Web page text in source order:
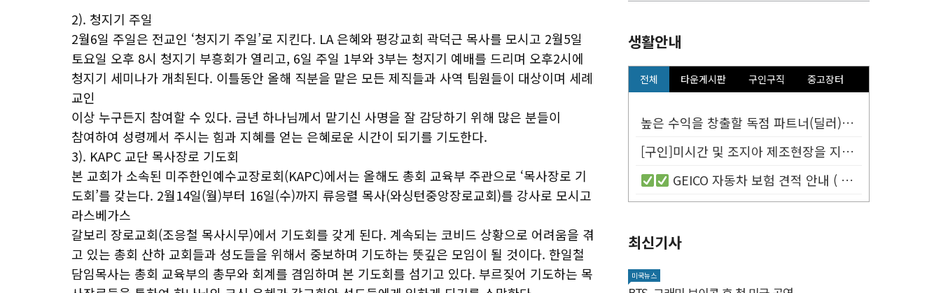
2). 청지기 주일
2월6일 주일은 전교인 ‘청지기 주일’로 지킨다. LA 은혜와 평강교회 곽덕근 목사를 모시고 2월5일
토요일 오후 8시 청지기 부흥회가 열리고, 6일 주일 1부와 3부는 청지기 예배를 드리며 오후2시에
청지기 세미나가 개최된다. 이틀동안 올해 직분을 맡은 모든 제직들과 사역 팀원들이 대상이며 세례
교인
이상 누구든지 참여할 수 있다. 금년 하나님께서 맡기신 사명을 잘 감당하기 위해 많은 분들이
참여하여 성령께서 주시는 힘과 지혜를 얻는 은혜로운 시간이 되기를 기도한다.
3). KAPC 교단 목사장로 기도회
본 교회가 소속된 미주한인예수교장로회(KAPC)에서는 올해도 총회 교육부 주관으로 ‘목사장로 기
도회’를 갖는다. 2월14일(월)부터 16일(수)까지 류응렬 목사(와싱턴중앙장로교회)를 강사로 모시고
라스베가스
갈보리 장로교회(조응철 목사시무)에서 기도회를 갖게 된다. 계속되는 코비드 상황으로 어려움을 겪
고 있는 총회 산하 교회들과 성도들을 위해서 중보하며 기도하는 뜻깊은 모임이 될 것이다. 한일철
담임목사는 총회 교육부의 총무와 회계를 겸임하며 본 기도회를 섬기고 있다. 부르짖어 기도하는 목
생활안내
전체 타운게시판 구인구직 중고장터
높은 수익을 창출할 독점 파트너(딜러)를 모십니다.
[구인]미시간 및 조지아 제조현장을 지원할 Customer Service...
GEICO 자동차 보험 견적 안내 (
최신기사
미국뉴스